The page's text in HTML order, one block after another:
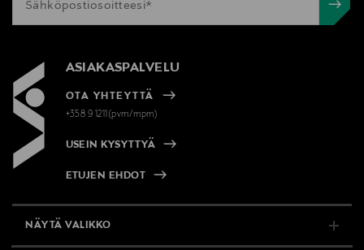
ASIAKASPALVELU
OTA YHTEYTTÄ
+358 9 1211(pvm/mpm)
USEIN KYSYTTYÄ
ETUJEN EHDOT
NÄYTÄ VALIKKO